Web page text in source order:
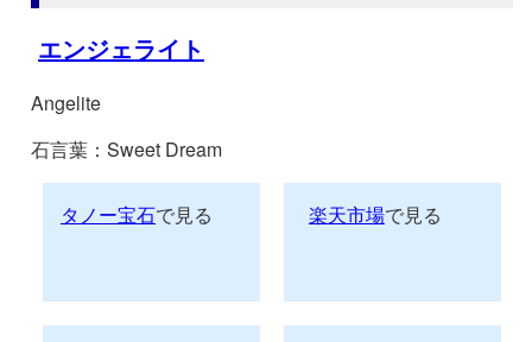
エンジェライト
Angelite
石言葉：Sweet Dream
タノー宝石で見る 楽天市場で見る